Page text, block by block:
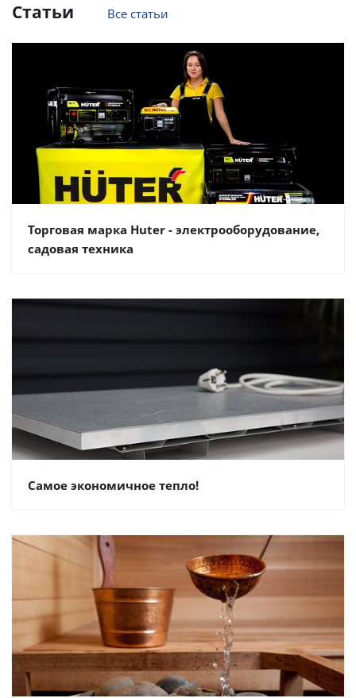
Статьи Все статьи
Торговая марка Huter - электрооборудование,
садовая техника
Самое экономичное тепло!